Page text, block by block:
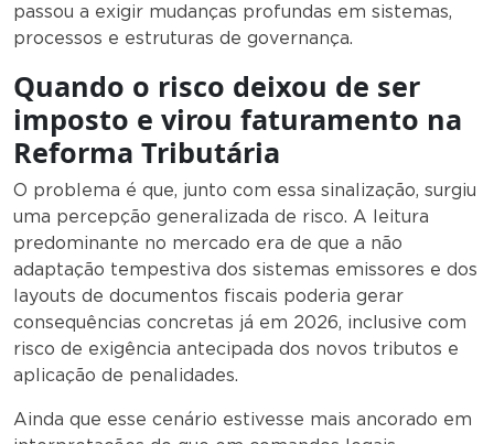
passou a exigir mudanças profundas em sistemas,
processos e estruturas de governança.
Quando o risco deixou de ser
imposto e virou faturamento na
Reforma Tributária
O problema é que, junto com essa sinalização, surgiu
uma percepção generalizada de risco. A leitura
predominante no mercado era de que a não
adaptação tempestiva dos sistemas emissores e dos
layouts de documentos fiscais poderia gerar
consequências concretas já em 2026, inclusive com
risco de exigência antecipada dos novos tributos e
aplicação de penalidades.
Ainda que esse cenário estivesse mais ancorado em